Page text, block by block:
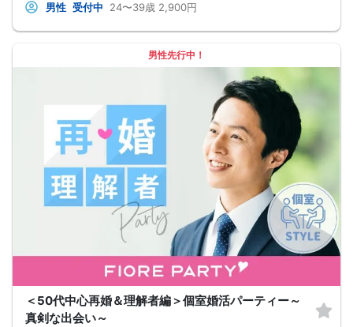
男性 受付中 24〜39歳 2,900円
男性先行中！
＜50代中心再婚＆理解者編＞個室婚活パーティー～
真剣な出会い～